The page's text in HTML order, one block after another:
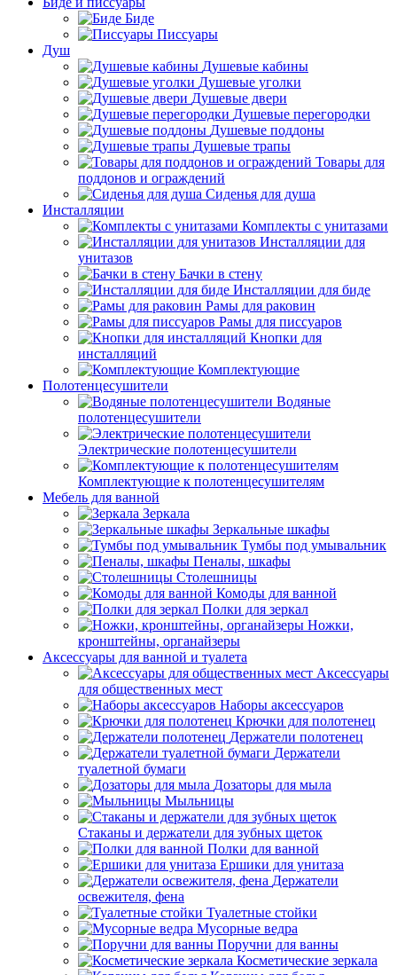
Биде
Писсуары
Душ
Душевые кабины
Душевые уголки
Душевые двери
Душевые перегородки
Душевые поддоны
Душевые трапы
Товары для
поддонов и ограждений
Сиденья для душа
Инсталляции
Комплекты с унитазами
Инсталляции для
унитазов
Бачки в стену
Инсталляции для биде
Рамы для раковин
Рамы для писсуаров
Кнопки для
инсталляций
Комплектующие
Полотенцесушители
Водяные
полотенцесушители
Электрические полотенцесушители
Комплектующие к полотенцесушителям
Мебель для ванной
Зеркала
Зеркальные шкафы
Тумбы под умывальник
Пеналы, шкафы
Столешницы
Комоды для ванной
Полки для зеркал
Ножки,
кронштейны, органайзеры
Аксессуары для ванной и туалета
Аксессуары
для общественных мест
Наборы аксессуаров
Крючки для полотенец
Держатели полотенец
Держатели
туалетной бумаги
Дозаторы для мыла
Мыльницы
Стаканы и держатели для зубных щеток
Полки для ванной
Ершики для унитаза
Держатели
освежителя, фена
Туалетные стойки
Мусорные ведра
Поручни для ванны
Косметические зеркала